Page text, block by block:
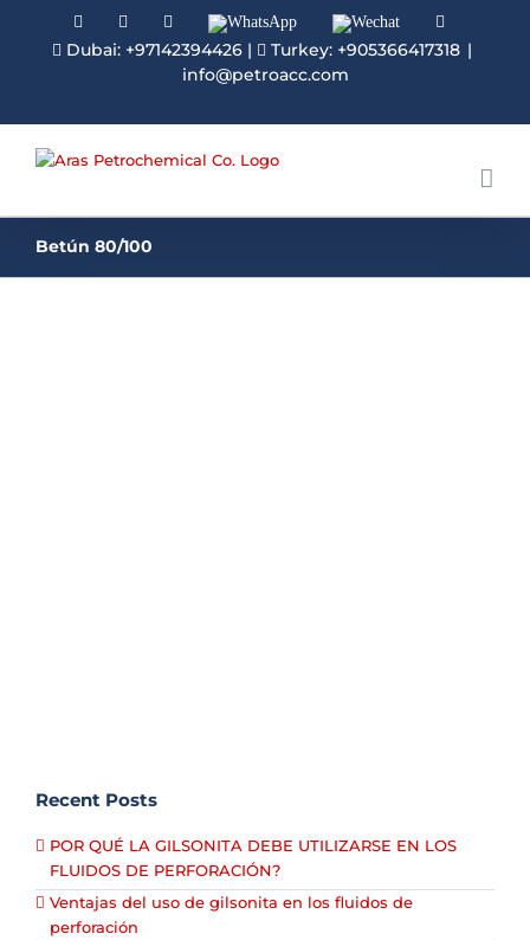
FacebookLinkedinInstagramWhatsApp Wechat
Dubai: +97142394426| Turkey: +905366417318 |
info@petroacc.com
Betún 80/100
Recent Posts
POR QUÉ LA GILSONITA DEBE UTILIZARSE EN LOS
FLUIDOS DE PERFORACIÓN?
Ventajas del uso de gilsonita en los fluidos de
perforación